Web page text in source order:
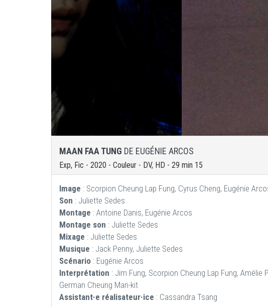
MAAN FAA TUNG DE EUGÉNIE ARCOS
Exp, Fic - 2020 - Couleur - DV, HD - 29 min 15
Image : Scorpion Cheung Lap Fung, Cyrus Cheng, Eugénie
Son : Juliette Sedes
Montage : Antoine Danis, Eugénie Arcos
Montage son : Juliette Sedes
Mixage : Juliette Sedes
Musique : Jack Penny, Juliette Sedes
Scénario : Eugénie Arcos
Interprétation : Jim Fung, Scorpion Cheung Lap Fung, Amélie
German Cheung Man-kit
Assistant·e réalisateur·ice : Cassandra Tsang